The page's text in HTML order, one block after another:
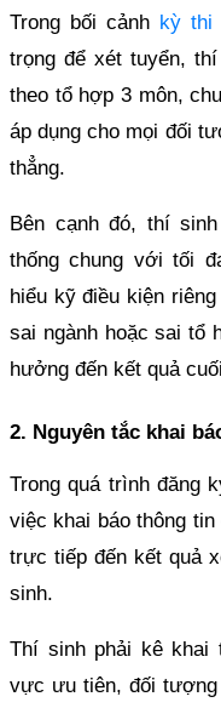
Trong bối cảnh kỳ thi
trọng để xét tuyển,
theo tổ hợp 3 môn,
áp dụng cho mọi đối
thẳng.
Bên cạnh đó, thí
thống chung với tối
hiểu kỹ điều kiện
sai ngành hoặc sai tổ
hưởng đến kết quả
2. Nguyên tắc khai
Trong quá trình đăng
việc khai báo thông
trực tiếp đến kết quả
sinh.
Thí sinh phải kê khai
vực ưu tiên, đối